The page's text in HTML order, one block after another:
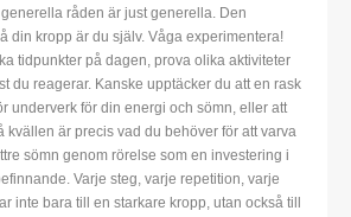
råden är just generella. Den
din kropp är du själv. Våga experimentera!
tidpunkter på dagen, prova olika aktiviteter
du reagerar. Kanske upptäcker du att en rask
underverk för din energi och sömn, eller att
kvällen är precis vad du behöver för att varva
sömn genom rörelse som en investering i
Varje steg, varje repetition, varje
inte bara till en starkare kropp, utan också till